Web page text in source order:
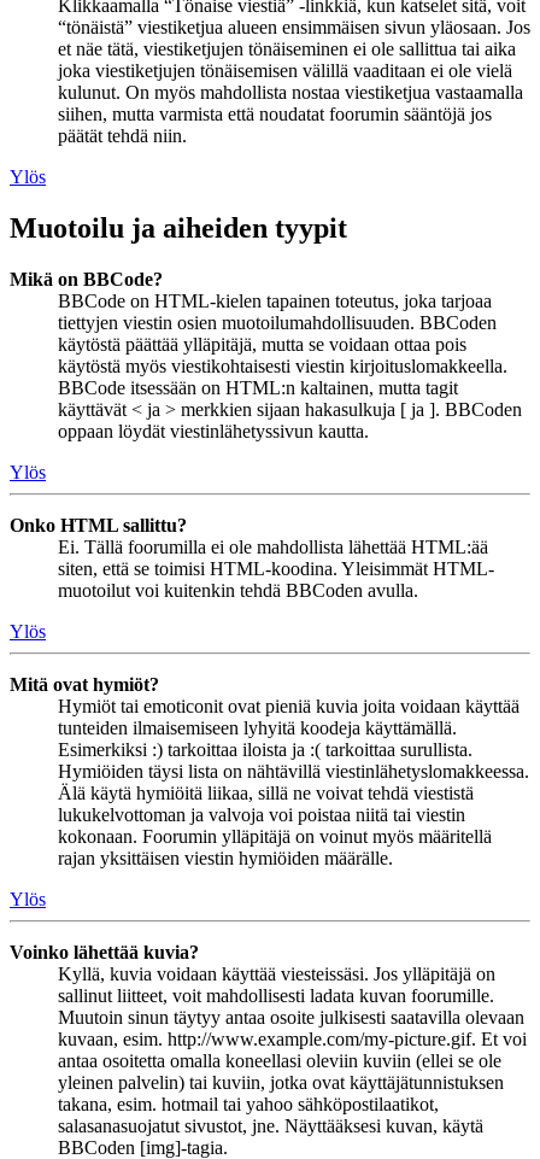
Klikkaamalla “Tönaise viestiä” -linkkiä, kun katselet sitä, voit
“tönäistä” viestiketjua alueen ensimmäisen sivun yläosaan. Jos
et näe tätä, viestiketjujen tönäiseminen ei ole sallittua tai aika
joka viestiketjujen tönäisemisen välillä vaaditaan ei ole vielä
kulunut. On myös mahdollista nostaa viestiketjua vastaamalla
siihen, mutta varmista että noudatat foorumin sääntöjä jos
päätät tehdä niin.
Ylös
Muotoilu ja aiheiden tyypit
Mikä on BBCode?
BBCode on HTML-kielen tapainen toteutus, joka tarjoaa
tiettyjen viestin osien muotoilumahdollisuuden. BBCoden
käytöstä päättää ylläpitäjä, mutta se voidaan ottaa pois
käytöstä myös viestikohtaisesti viestin kirjoituslomakkeella.
BBCode itsessään on HTML:n kaltainen, mutta tagit
käyttävät < ja > merkkien sijaan hakasulkuja [ ja ]. BBCoden
oppaan löydät viestinlähetyssivun kautta.
Ylös
Onko HTML sallittu?
Ei. Tällä foorumilla ei ole mahdollista lähettää HTML:ää
siten, että se toimisi HTML-koodina. Yleisimmät HTML-
muotoilut voi kuitenkin tehdä BBCoden avulla.
Ylös
Mitä ovat hymiöt?
Hymiöt tai emoticonit ovat pieniä kuvia joita voidaan käyttää
tunteiden ilmaisemiseen lyhyitä koodeja käyttämällä.
Esimerkiksi :) tarkoittaa iloista ja :( tarkoittaa surullista.
Hymiöiden täysi lista on nähtävillä viestinlähetyslomakkeessa.
Älä käytä hymiöitä liikaa, sillä ne voivat tehdä viestistä
lukukelvottoman ja valvoja voi poistaa niitä tai viestin
kokonaan. Foorumin ylläpitäjä on voinut myös määritellä
rajan yksittäisen viestin hymiöiden määrälle.
Ylös
Voinko lähettää kuvia?
Kyllä, kuvia voidaan käyttää viesteissäsi. Jos ylläpitäjä on
sallinut liitteet, voit mahdollisesti ladata kuvan foorumille.
Muutoin sinun täytyy antaa osoite julkisesti saatavilla olevaan
kuvaan, esim. http://www.example.com/my-picture.gif. Et voi
antaa osoitetta omalla koneellasi oleviin kuviin (ellei se ole
yleinen palvelin) tai kuviin, jotka ovat käyttäjätunnistuksen
takana, esim. hotmail tai yahoo sähköpostilaatikot,
salasanasuojatut sivustot, jne. Näyttääksesi kuvan, käytä
BBCoden [img]-tagia.